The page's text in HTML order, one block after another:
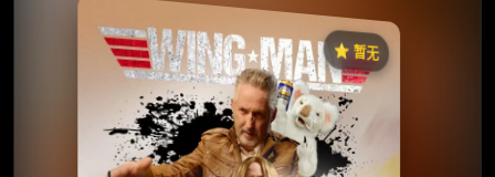
⭐️ 暂无
《Wingman》
⭐
收藏
⭐️ 评分：暂无 | 🎬 2025年
夸克网盘